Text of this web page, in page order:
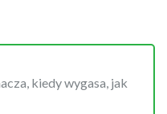
kiedy wygasa, jak